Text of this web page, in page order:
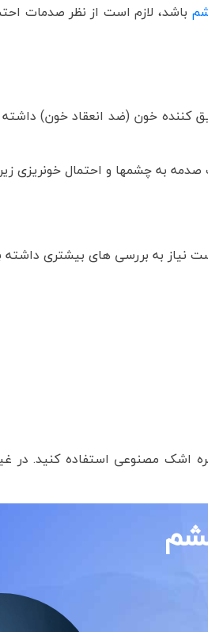
باشد، لازم است از نظر صدمات
کننده خون (ضد انعقاد خون)
به چشمها و احتمال خونریزی
نیاز به بررسی های بیشتری داشته
اشک مصنوعی استفاده کنید.